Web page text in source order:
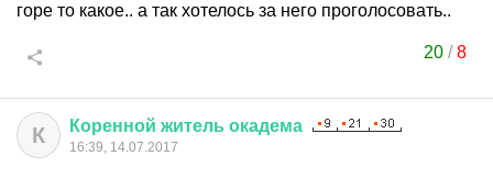
горе то какое.. а так хотелось за него проголосовать..
20 /8
К Коренной житель окадема
16:39, 14.07.2017